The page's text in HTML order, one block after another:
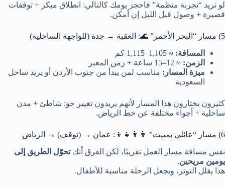
لو تريد “تجربة منظمة” فاحجز يومك كالتالي: انطلاق مبكر + توقفات
قصيرة + وصول قبل الليل إن أمكن.
5) مسار “البحر الأحمر” 🌊: العقبة → جدة (للواجهة الساحلية)
المسافة: ≈ 1,105–1,115 كم
الزمن: ≈ 12–15 ساعة + زمن المعبر
ميزة المسار: مناسب لمن يبدأ من جنوب الأردن أو يريد ساحل
السعودية
كثيرون يختارون هذا المسار لأنهم يريدون تغيير جو: شاطئ + مدن
ساحلية + أجواء مختلفة عن خط الرياض.
6) مسار “عائلي بمبيت” 👨‍👩‍👧‍👦: عمان → (توقف) → الرياض
نفس مسافة مسار العمل تقريبًا، لكن الفرق أنكتحوّل الطريق إلى
يومين مريحين.
هذا يقلل التوتر، ويجعل الرحلة مناسبة للأطفال.